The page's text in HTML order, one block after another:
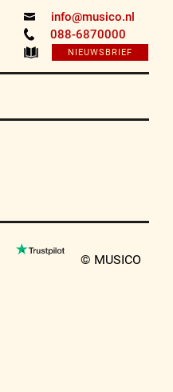
info@musico.nl
088-6870000
NIEUWSBRIEF
© MUSICO